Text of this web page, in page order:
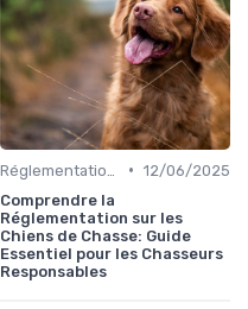
• 12/06/2025
Comprendre la
Réglementation sur les
Chiens de Chasse: Guide
Essentiel pour les Chasseurs
Responsables